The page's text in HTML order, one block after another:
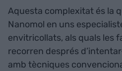
Aquesta complexitat és la
Nanomol en uns
envitricollats, als quals les
recorren després
amb tècniques